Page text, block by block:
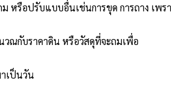
หรือปรับแบบอื่นเช่นการขุด การถาง เพร
ณกับราคาดิน หรือวัสดุที่จะถมเพื่อ
เป็นวัน